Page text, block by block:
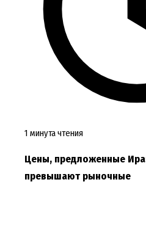
1 минута чтения
Цены, предложенные
превышают рыночные